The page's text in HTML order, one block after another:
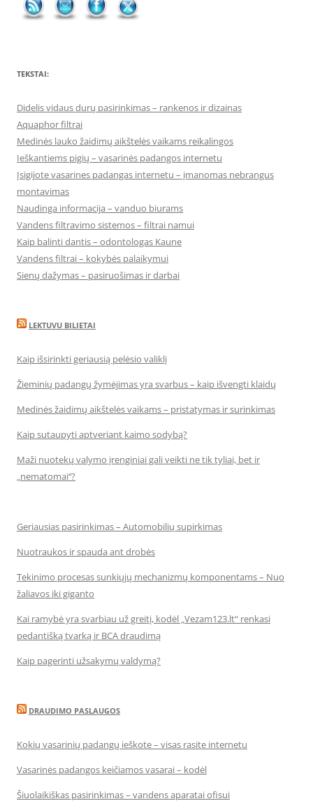
TEKSTAI:
Didelis vidaus durų pasirinkimas – rankenos ir dizainas
Aquaphor filtrai
Medinės lauko žaidimų aikštelės vaikams reikalingos
Ieškantiems pigių – vasarinės padangos internetu
Įsigijote vasarines padangas internetu – įmanomas nebrangus
montavimas
Naudinga informacija – vanduo biurams
Vandens filtravimo sistemos – filtrai namui
Kaip balinti dantis – odontologas Kaune
Vandens filtrai – kokybės palaikymui
Sienų dažymas – pasiruošimas ir darbai
LEKTUVU BILIETAI
Kaip išsirinkti geriausią pelėsio valiklį
Žieminių padangų žymėjimas yra svarbus – kaip išvengti klaidų
Medinės žaidimų aikštelės vaikams – pristatymas ir surinkimas
Kaip sutaupyti aptveriant kaimo sodybą?
Maži nuotekų valymo įrenginiai gali veikti ne tik tyliai, bet ir
„nematomai‘‘?
Geriausias pasirinkimas – Automobilių supirkimas
Nuotraukos ir spauda ant drobės
Tekinimo procesas sunkiųjų mechanizmų komponentams – Nuo
žaliavos iki giganto
Kai ramybė yra svarbiau už greitį, kodėl „Vezam123.lt“ renkasi
pedantišką tvarką ir BCA draudimą
Kaip pagerinti užsakymų valdymą?
DRAUDIMO PASLAUGOS
Kokių vasarinių padangų ieškote – visas rasite internetu
Vasarinės padangos keičiamos vasarai – kodėl
Šiuolaikiškas pasirinkimas – vandens aparatai ofisui